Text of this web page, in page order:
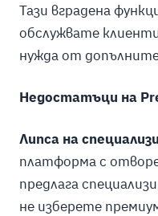
Тази вградена
обслужвате
нужда от
Недостатъци на
Липса на
платформа с
предлага
не изберете